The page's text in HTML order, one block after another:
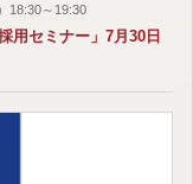
18:30～19:30
用セミナー」7月30日